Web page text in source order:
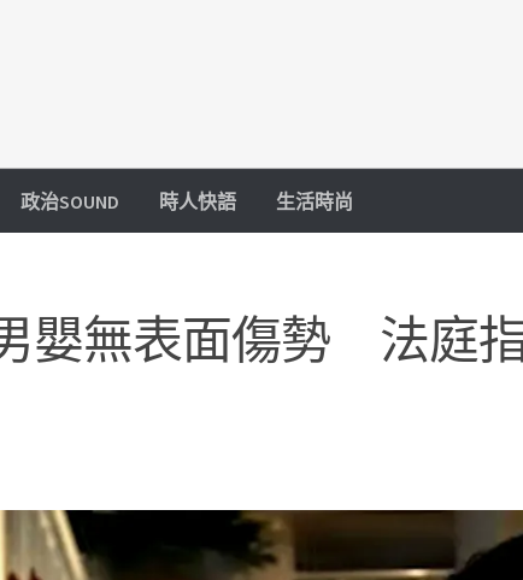
政治SOUND 時人快語 生活時尚
嬰無表面傷勢 法庭